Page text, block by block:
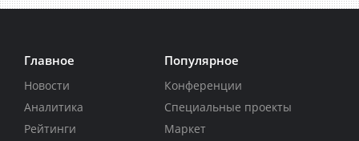
Главное
Новости
Аналитика
Рейтинги
Популярное
Конференции
Специальные проекты
Маркет